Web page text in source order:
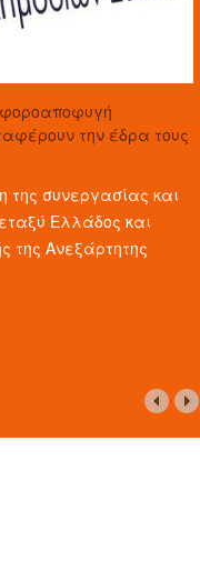
την έδρα τους
της συνεργασίας και
Ελλάδος και
της Ανεξάρτητης